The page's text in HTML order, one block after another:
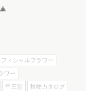
ィシャルフラワー
ワー
甲三堂
秋物カタログ